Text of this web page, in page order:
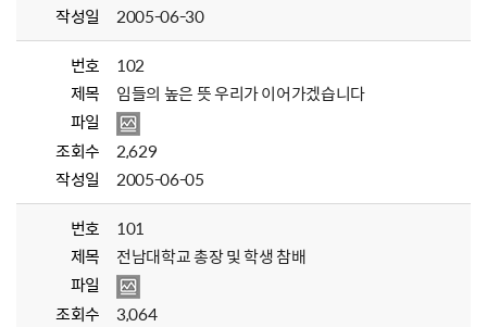
작성일
2005-06-30
번호
102
제목
임들의 높은 뜻 우리가 이어가겠습니다
파일
조회수
2,629
작성일
2005-06-05
번호
101
제목
전남대학교 총장 및 학생 참배
파일
조회수
3,064